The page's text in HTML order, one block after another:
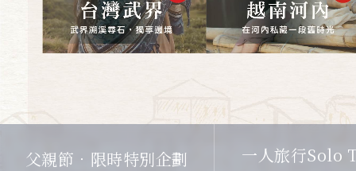
父親節．限時特別企劃 一人旅行Solo